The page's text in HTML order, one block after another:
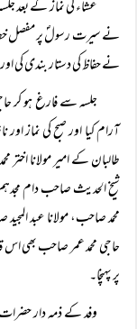
عشاء کی نماز کے بعد
نے سیرت رسولؐ پر مفصل
نے حفاظ کی دستار بندی کی
جلسہ سے فارغ ہو کر
آرام کیا اور صبح کی نماز
طالبان کے امیر مولانا
شیخ الحدیث صاحب دام
محمد صاحب، مولانا عبد
حاجی محمد عمر صاحب بھی
پر پہنچا۔
وفد کے ذمہ دار